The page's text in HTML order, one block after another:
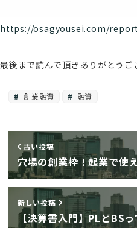
https://osagyousei.com/
最後まで読んで頂きありがとうご
創業融資 融資
古い投稿
穴場の創業枠！起業で使
新しい投稿
【決算書入門】PLとBS